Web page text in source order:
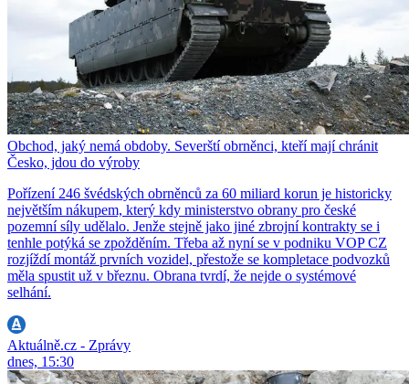
Obchod, jaký nemá obdoby. Severští obrněnci, kteří mají chránit
Česko, jdou do výroby
Pořízení 246 švédských obrněnců za 60 miliard korun je historicky
největším nákupem, který kdy ministerstvo obrany pro české
pozemní síly udělalo. Jenže stejně jako jiné zbrojní kontrakty se i
tenhle potýká se zpožděním. Třeba až nyní se v podniku VOP CZ
rozjíždí montáž prvních vozidel, přestože se kompletace podvozků
měla spustit už v březnu. Obrana tvrdí, že nejde o systémové
selhání.
Aktuálně.cz - Zprávy
dnes, 15:30